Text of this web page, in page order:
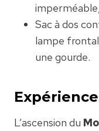
Sac à dos
lampe
une gourde.
L’ascension du